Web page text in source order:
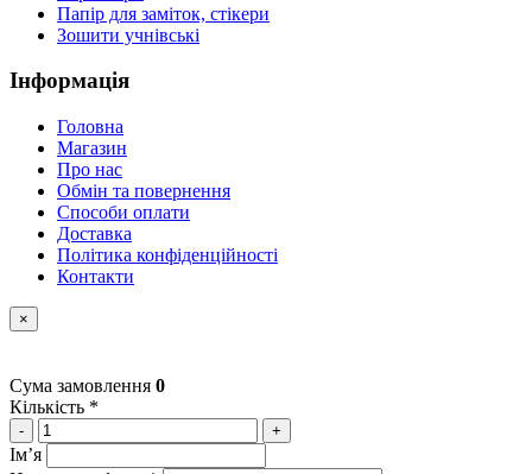
Папір для заміток, стікери
Зошити учнівські
Інформація
Головна
Магазин
Про нас
Обмін та повернення
Способи оплати
Доставка
Політика конфіденційності
Контакти
×
Сума замовлення 0
Кількість *
- +
Імʼя